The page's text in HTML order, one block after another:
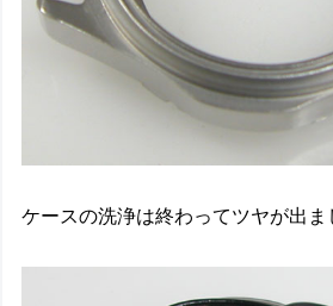
ケースの洗浄は終わってツヤが出ま